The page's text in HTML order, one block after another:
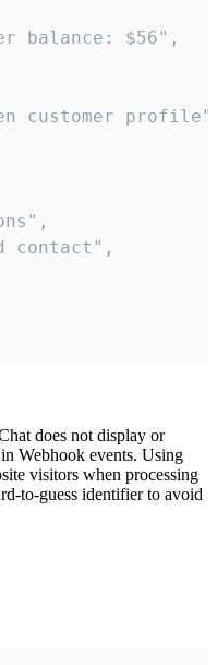
balance: $56",
customer
contact",
does not display or
Webhook events. Using
visitors when processing
to-guess identifier to avoid